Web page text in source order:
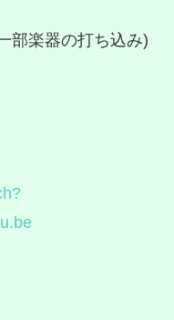
部楽器の打ち込み)